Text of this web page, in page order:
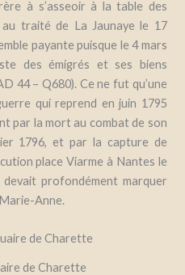
à s’asseoir à la table des
traité de La Jaunaye le 17
payante puisque le 4 mars
des émigrés et ses biens
44 – Q680). Ce ne fut qu’une
qui reprend en juin 1795
par la mort au combat de son
1796, et par la capture de
place Viarme à Nantes le
devait profondément marquer
Anne.
de Charette